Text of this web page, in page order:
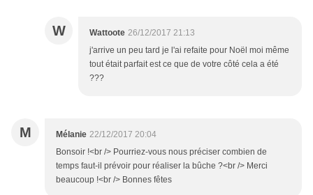
W Wattoote 26/12/2017 21:13
j'arrive un peu tard je l'ai refaite pour Noël moi même
tout était parfait est ce que de votre côté cela a été
???
M Mélanie 22/12/2017 20:04
Bonsoir !<br /> Pourriez-vous nous préciser combien de
temps faut-il prévoir pour réaliser la bûche ?<br /> Merci
beaucoup !<br /> Bonnes fêtes